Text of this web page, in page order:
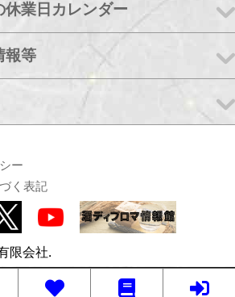
業日カレンダー
報等
ー
く表記
限会社.